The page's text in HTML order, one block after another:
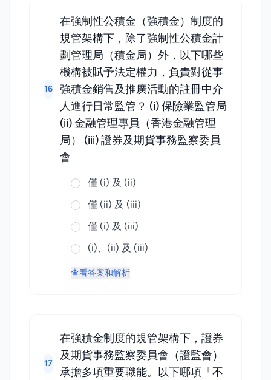
16
在強制性公積金（強積金）制度的
規管架構下，除了強制性公積金計
劃管理局（積金局）外，以下哪些
機構被賦予法定權力，負責對從事
強積金銷售及推廣活動的註冊中介
人進行日常監管？ (i) 保險業監管局
(ii) 金融管理專員（香港金融管理
局） (iii) 證券及期貨事務監察委員
會
僅 (i) 及 (ii)
僅 (ii) 及 (iii)
僅 (i) 及 (iii)
(i)、(ii) 及 (iii)
查看答案和解析
17
在強積金制度的規管架構下，證券
及期貨事務監察委員會（證監會）
承擔多項重要職能。以下哪項「不